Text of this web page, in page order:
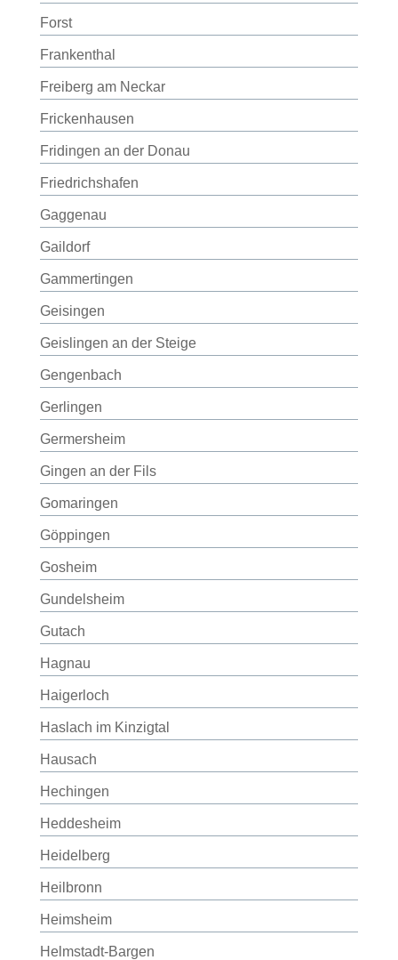
Forst
Frankenthal
Freiberg am Neckar
Frickenhausen
Fridingen an der Donau
Friedrichshafen
Gaggenau
Gaildorf
Gammertingen
Geisingen
Geislingen an der Steige
Gengenbach
Gerlingen
Germersheim
Gingen an der Fils
Gomaringen
Göppingen
Gosheim
Gundelsheim
Gutach
Hagnau
Haigerloch
Haslach im Kinzigtal
Hausach
Hechingen
Heddesheim
Heidelberg
Heilbronn
Heimsheim
Helmstadt-Bargen